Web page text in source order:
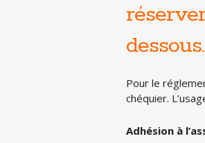
dessous.
Pour le
chéquier.
Adhésion à